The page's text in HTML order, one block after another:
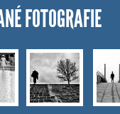
FOTOGRAFIE